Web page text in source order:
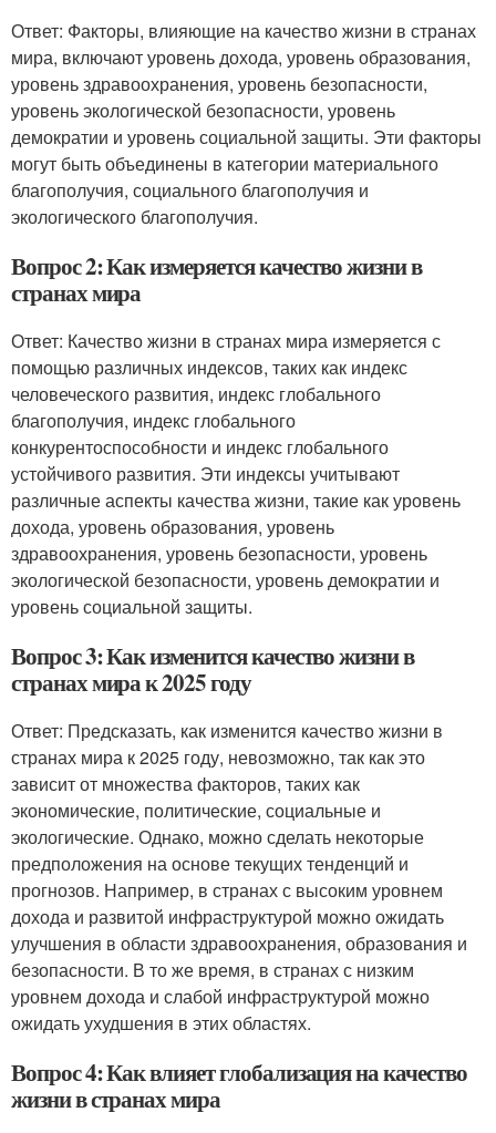
Ответ: Факторы, влияющие на качество жизни в странах
мира, включают уровень дохода, уровень образования,
уровень здравоохранения, уровень безопасности,
уровень экологической безопасности, уровень
демократии и уровень социальной защиты. Эти факторы
могут быть объединены в категории материального
благополучия, социального благополучия и
экологического благополучия.
Вопрос 2: Как измеряется качество жизни в
странах мира
Ответ: Качество жизни в странах мира измеряется с
помощью различных индексов, таких как индекс
человеческого развития, индекс глобального
благополучия, индекс глобального
конкурентоспособности и индекс глобального
устойчивого развития. Эти индексы учитывают
различные аспекты качества жизни, такие как уровень
дохода, уровень образования, уровень
здравоохранения, уровень безопасности, уровень
экологической безопасности, уровень демократии и
уровень социальной защиты.
Вопрос 3: Как изменится качество жизни в
странах мира к 2025 году
Ответ: Предсказать, как изменится качество жизни в
странах мира к 2025 году, невозможно, так как это
зависит от множества факторов, таких как
экономические, политические, социальные и
экологические. Однако, можно сделать некоторые
предположения на основе текущих тенденций и
прогнозов. Например, в странах с высоким уровнем
дохода и развитой инфраструктурой можно ожидать
улучшения в области здравоохранения, образования и
безопасности. В то же время, в странах с низким
уровнем дохода и слабой инфраструктурой можно
ожидать ухудшения в этих областях.
Вопрос 4: Как влияет глобализация на качество
жизни в странах мира